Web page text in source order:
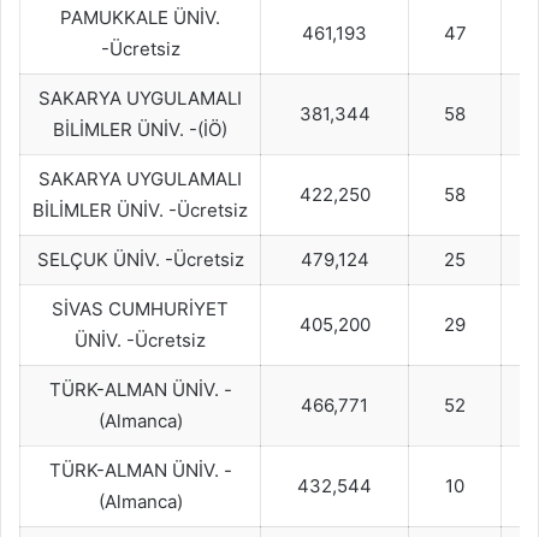
PAMUKKALE ÜNİV.
-Ücretsiz
461,193 47
SAKARYA UYGULAMALI
BİLİMLER ÜNİV. -(İÖ)
381,344 58
SAKARYA UYGULAMALI
BİLİMLER ÜNİV. -Ücretsiz
422,250 58
SELÇUK ÜNİV. -Ücretsiz 479,124 25
SİVAS CUMHURİYET
ÜNİV. -Ücretsiz
405,200 29
TÜRK-ALMAN ÜNİV. -
(Almanca)
466,771 52
TÜRK-ALMAN ÜNİV. -
(Almanca)
432,544 10